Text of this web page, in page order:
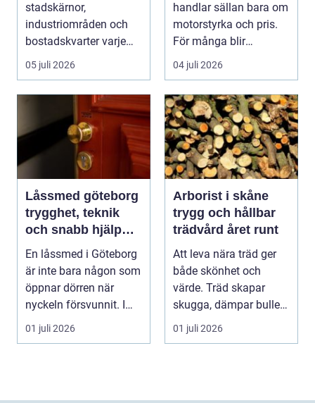
stadskärnor,
industriområden och
bostadskvarter varje
dag. Många företag
betalar ...
05 juli 2026
handlar sällan bara om
motorstyrka och pris.
För många blir
maskinen ett vikt...
04 juli 2026
Låssmed göteborg
trygghet, teknik
och snabb hjälp
när du behöver det
En låssmed i Göteborg
är inte bara någon som
öppnar dörren när
nyckeln försvunnit. I
dag handlar yrk...
01 juli 2026
Arborist i skåne
trygg och hållbar
trädvård året runt
Att leva nära träd ger
både skönhet och
värde. Träd skapar
skugga, dämpar buller
och höjer trivseln ...
01 juli 2026